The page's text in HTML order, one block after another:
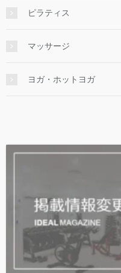
ピラティス
マッサージ
ヨガ・ホットヨガ